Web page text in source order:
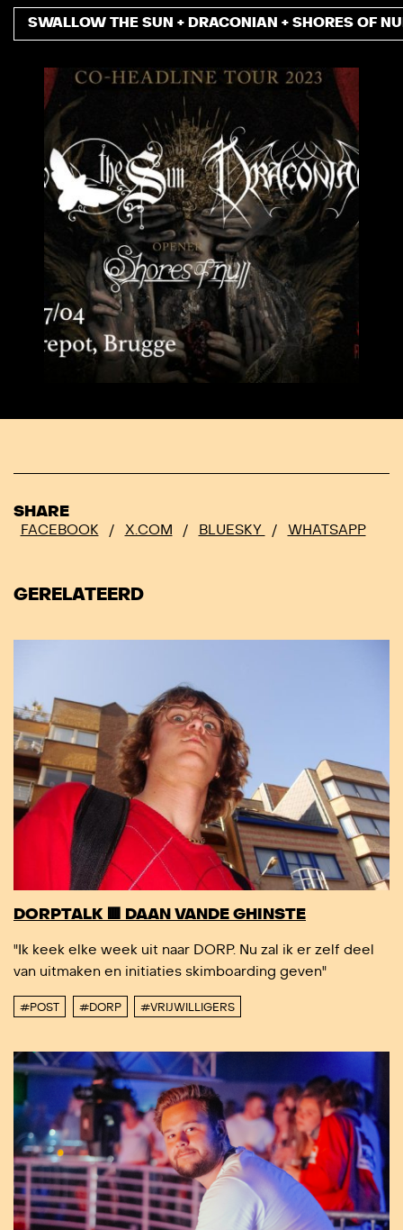
SWALLOW THE SUN + DRACONIAN + SHORES OF
SHARE
FACEBOOK / X.COM / BLUESKY / WHATSAPP
GERELATEERD
DORPTALK 🟥 DAAN VANDE GHINSTE
"Ik keek elke week uit naar DORP. Nu zal ik er zelf deel
van uitmaken en initiaties skimboarding geven"
#POST #DORP #VRIJWILLIGERS